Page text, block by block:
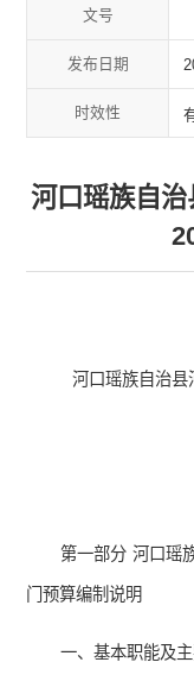
文号
发布日期
时效性
河口瑶族自
河口瑶族自治
第一部分 河口瑶
门预算编制说明
一、基本职能及